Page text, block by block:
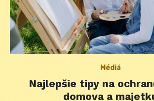
Médiá
Najlepšie tipy na
domova a